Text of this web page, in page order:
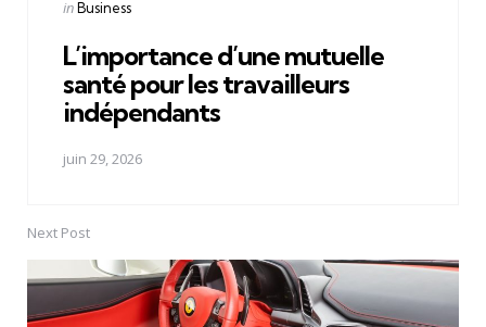
Posted
inBusiness
L’importance d’une mutuelle
santé pour les travailleurs
indépendants
juin 29, 2026
Next Post